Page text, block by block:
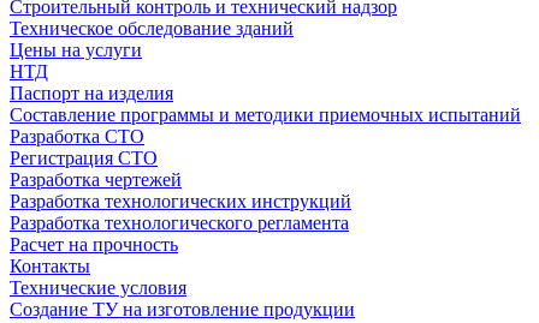
Строительный контроль и технический надзор
Техническое обследование зданий
Цены на услуги
НТД
Паспорт на изделия
Составление программы и методики приемочных испытаний
Разработка СТО
Регистрация СТО
Разработка чертежей
Разработка технологических инструкций
Разработка технологического регламента
Расчет на прочность
Контакты
Технические условия
Создание ТУ на изготовление продукции